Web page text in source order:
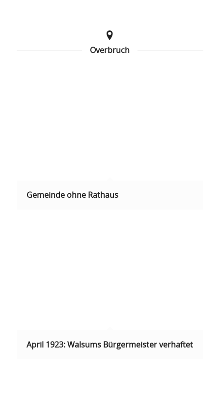
Overbruch
Gemeinde ohne Rathaus
April 1923: Walsums Bürgermeister verhaftet